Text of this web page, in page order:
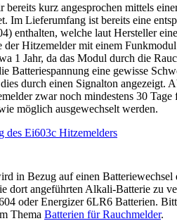
kurz angesprochen mittels
Im Lieferumfang ist bereits eine
enthalten, welche laut Hersteller
Hitzemelder mit einem
1 Jahr, da das Modul durch die
Batteriespannung eine gewisse
durch einen Signalton angezeigt.
zwar noch mindestens 30
möglich ausgewechselt werden.
in Bezug auf einen Batteriewechsel
dort angeführten Alkali-Batterie zu
oder Energizer 6LR6 Batterien.
Thema Batterien für Rauchmelder.